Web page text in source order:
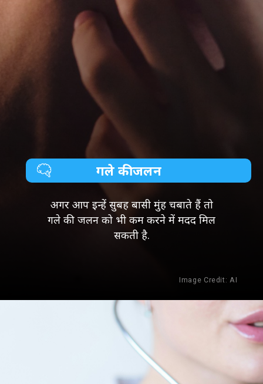
गले की जलन
अगर आप इन्हें सुबह बासी मुंह चबाते हैं तो
गले की जलन को भी कम करने में मदद मिल
सकती है.
Image Credit: AI